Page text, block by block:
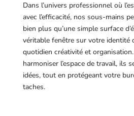
Dans l’univers professionnel où
avec l’efficacité, nos sous-mains
bien plus qu’une simple surface
véritable fenêtre sur votre identité
quotidien créativité et
harmoniser l’espace de travail, ils
idées, tout en protégeant votre
taches.